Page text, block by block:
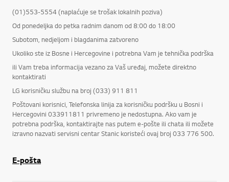
(01)553-5554 (naplaćuje se trošak lokalnih poziva)
Od ponedeljka do petka radnim danom od 8:00 do 18:00
Subotom, nedjeljom i blagdanima zatvoreno
Ukoliko ste iz Bosne i Hercegovine i potrebna Vam je tehnička podrška
ili Vam treba informacija vezano za Vaš uređaj, možete direktno
kontaktirati
LG korisničku službu na broj (033) 911 811
Poštovani korisnici, Telefonska linija za korisničku podršku u Bosni i
Hercegovini 033911811 privremeno je nedostupna. Ako vam je
potrebna podrška, kontaktirajte nas putem e-pošte ili chata ili možete
izravno nazvati servisni centar Stanic koristeći ovaj broj 033 776 500.
E-pošta